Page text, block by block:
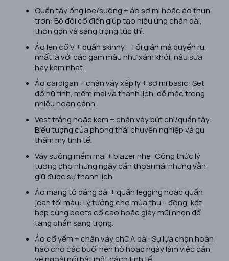
Quần tây ống loe/suông + áo sơ mi hoặc áo thun
trơn: Bộ đôi cổ điển giúp tạo hiệu ứng chân dài,
thon gọn và sang trọng tức thì.
Áo len cổ V + quần skinny: Tối giản mà quyến rũ,
nhất là với các gam màu như xám khói, nâu sữa
hay kem nhạt.
Áo cardigan + chân váy xếp ly + sơ mi basic: Set
đồ nữ tính, mềm mại và thanh lịch, dễ mặc trong
nhiều hoàn cảnh.
Vest trắng hoặc kem + chân váy bút chì/quần tây:
Biểu tượng của phong thái chuyên nghiệp và gu
thẩm mỹ tinh tế.
Váy suông mềm mại + blazer nhẹ: Công thức lý
tưởng cho những ngày cần thoải mái nhưng vẫn
giữ được sự thanh lịch.
Áo măng tô dáng dài + quần legging hoặc quần
jean tối màu: Lý tưởng cho mùa thu – đông, kết
hợp cùng boots cổ cao hoặc giày mũi nhọn để
tăng phần sang trọng.
Áo cổ yếm + chân váy chữ A dài: Sự lựa chọn hoàn
hảo cho các buổi hẹn hò hoặc ngày làm việc cần
vẻ ngoài nổi bật một cách tinh tế.